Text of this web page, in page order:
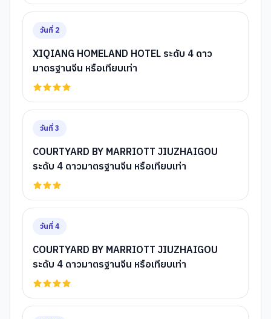
วันที่ 2
XIQIANG HOMELAND HOTEL ระดับ 4 ดาว
มาตรฐานจีน หรือเทียบเท่า
วันที่ 3
COURTYARD BY MARRIOTT JIUZHAIGOU
ระดับ 4 ดาวมาตรฐานจีน หรือเทียบเท่า
วันที่ 4
COURTYARD BY MARRIOTT JIUZHAIGOU
ระดับ 4 ดาวมาตรฐานจีน หรือเทียบเท่า